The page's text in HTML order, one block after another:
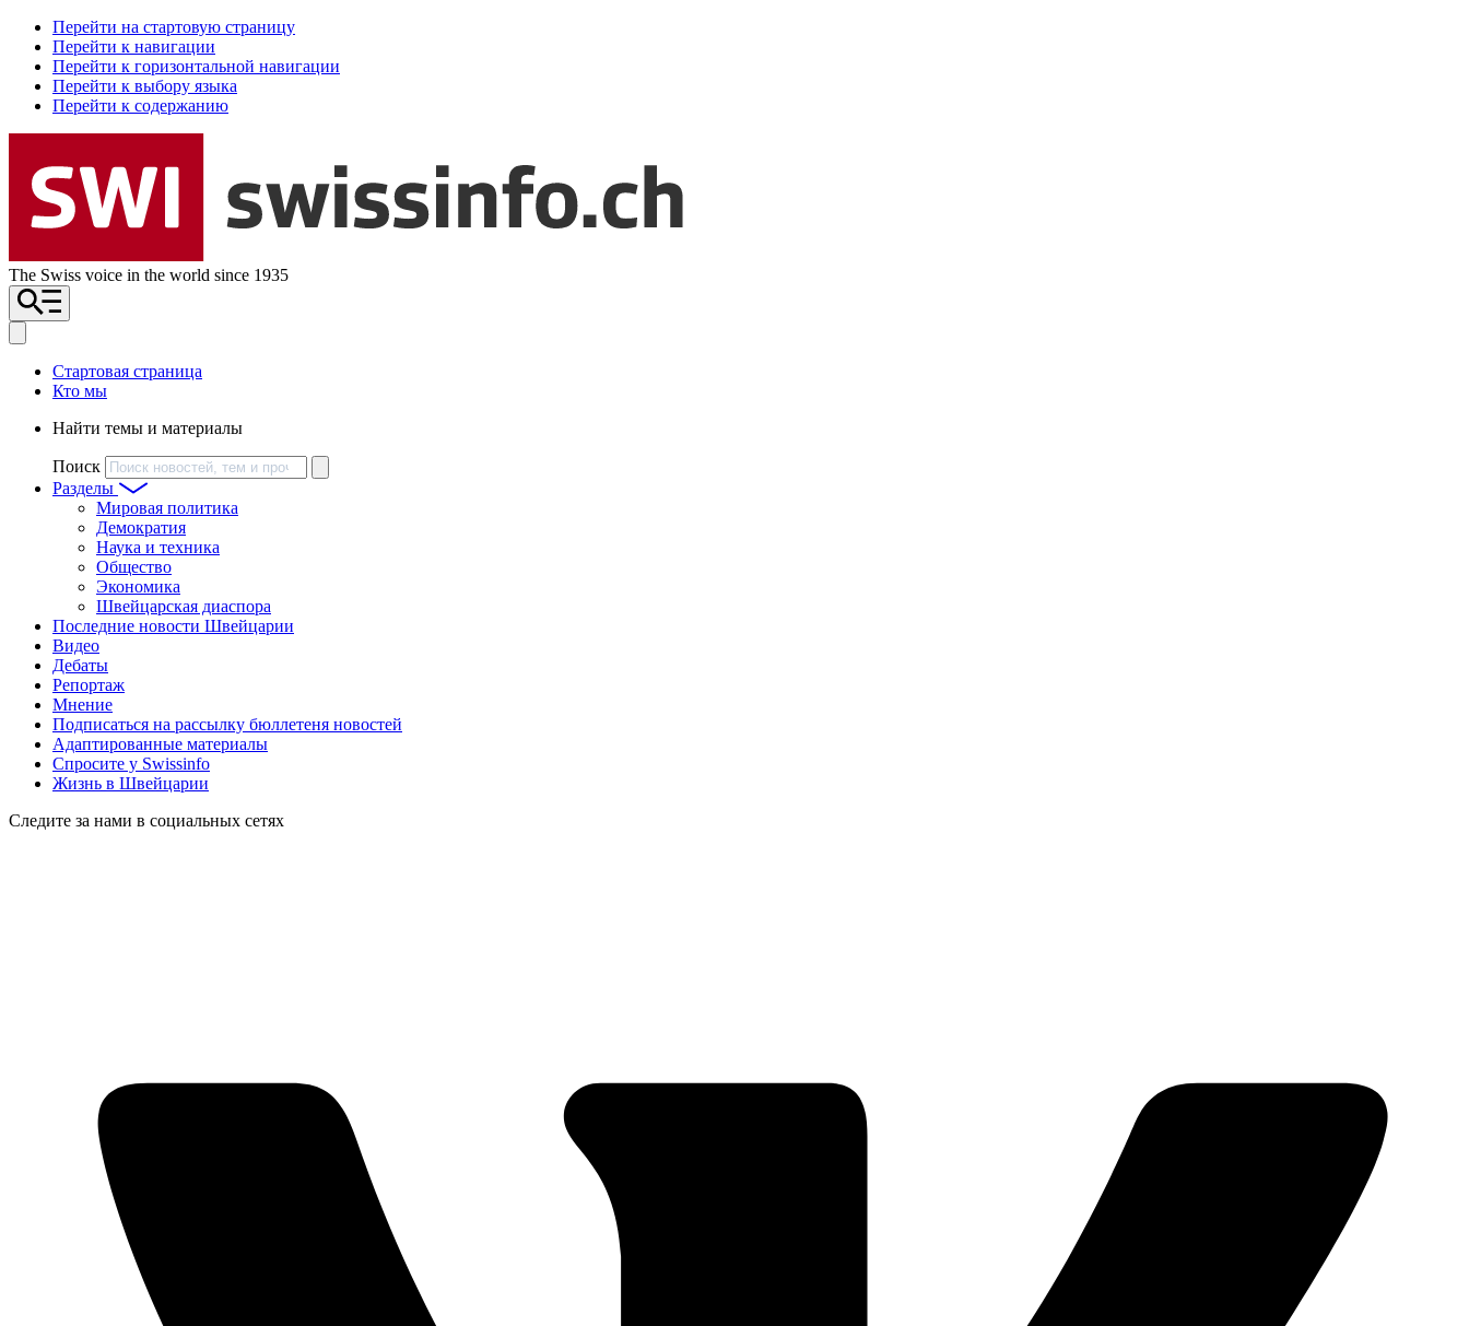
Перейти на стартовую страницу
Перейти к навигации
Перейти к горизонтальной навигации
Перейти к выбору языка
Перейти к содержанию
The Swiss voice in the world since 1935
Стартовая страница
Кто мы
Найти темы и материалы
Поиск
Разделы
Мировая политика
Демократия
Наука и техника
Общество
Экономика
Швейцарская диаспора
Последние новости Швейцарии
Видео
Дебаты
Репортаж
Мнение
Подписаться на рассылку бюллетеня новостей
Адаптированные материалы
Спросите у Swissinfo
Жизнь в Швейцарии
Следите за нами в социальных сетях